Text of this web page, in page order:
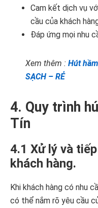
Cam kết dịch vụ
cầu của khách
Đáp ứng mọi nhu
Xem thêm : Hút
SẠCH – RẺ
4. Quy trình
Tín
4.1 Xử lý và
khách hàng.
Khi khách hàng có nhu
có thể nắm rõ yêu cầu